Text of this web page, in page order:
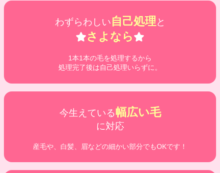
わずらわしい自己処理と
さよなら
1本1本の毛を処理するから
処理完了後は自己処理いらずに。
今生えている幅広い毛
に対応
産毛や、白髪、眉などの細かい部分でもOKです！